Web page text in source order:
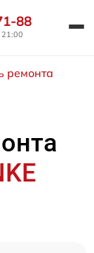
88
21:00
ремонта